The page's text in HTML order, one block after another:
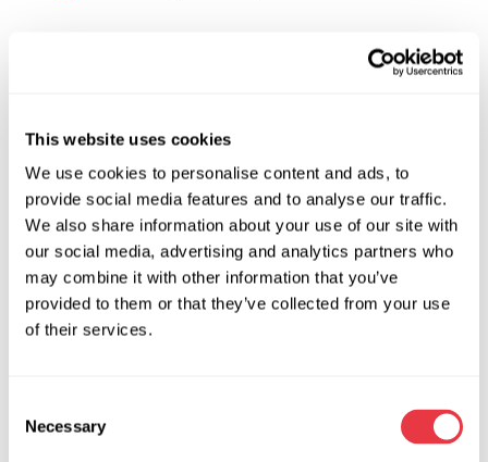
This website uses cookies
We use cookies to personalise content and ads, to
provide social media features and to analyse our traffic.
We also share information about your use of our site with
our social media, advertising and analytics partners who
may combine it with other information that you’ve
provided to them or that they’ve collected from your use
of their services.
Selection
Necessary
testerów MS561 PRO i
MS511
Aby ustalić przyczynę awarii elektrycznej pompy EHPS,
należy przeprowadzić test zarówno części elektrycznej, jak i
hydraulicznej. Pełną diagnostykę można wykonać, stosując
jednocześnie dwa testery —MS561 PROorazMS511